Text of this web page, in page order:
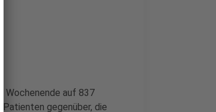
Wochenende auf 837
gegenüber, die